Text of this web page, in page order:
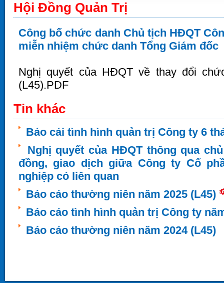
Hội Đồng Quản Trị
Công bố chức danh Chủ tịch HĐQT
miễn nhiệm chức danh Tổng Giám đốc
Nghị quyết của HĐQT về thay đổi
(L45).PDF
Tin khác
Báo cái tình hình quản trị Công ty 6
Nghị quyết của HĐQT thông qua
đồng, giao dịch giữa Công ty Cổ
nghiệp có liên quan
Báo cáo thường niên năm 2025 (L45)
Báo cáo tình hình quản trị Công ty
Báo cáo thường niên năm 2024 (L45)